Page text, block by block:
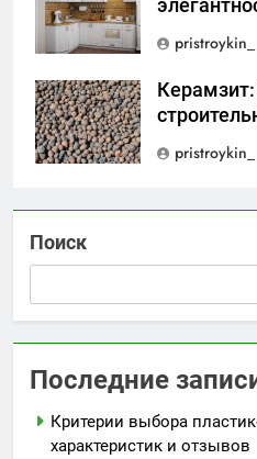
pristroykin_
pristroykin_
Поиск
Последние
Критерии выбора
характеристик и отзывов